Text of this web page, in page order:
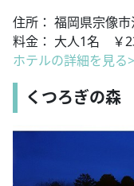
住所： 福岡県宗像
料金： 大人1名 ￥
ホテルの詳細を見る
くつろぎの森